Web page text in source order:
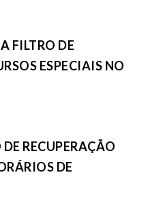
FILTRO DE
ESPECIAIS NO
RECUPERAÇÃO
DE